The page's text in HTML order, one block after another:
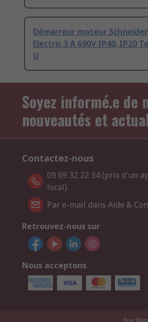
Démarreur moteur Schneider
Electric 3 A 690V IP40, IP20
U
Soyez informé.e de
nouveautés et
Contactez-nous
09 69 32 22 34 (prix d'un
local).
Par e-mail dans Aide &
Retrouvez-nous sur
Nous acceptons